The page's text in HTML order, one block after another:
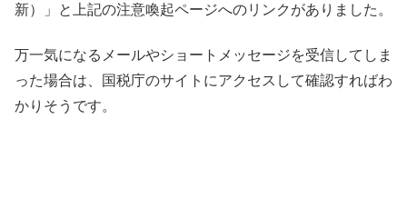
新）」と上記の注意喚起ページへのリンクがありました。
万一気になるメールやショートメッセージを受信してしま
った場合は、国税庁のサイトにアクセスして確認すればわ
かりそうです。